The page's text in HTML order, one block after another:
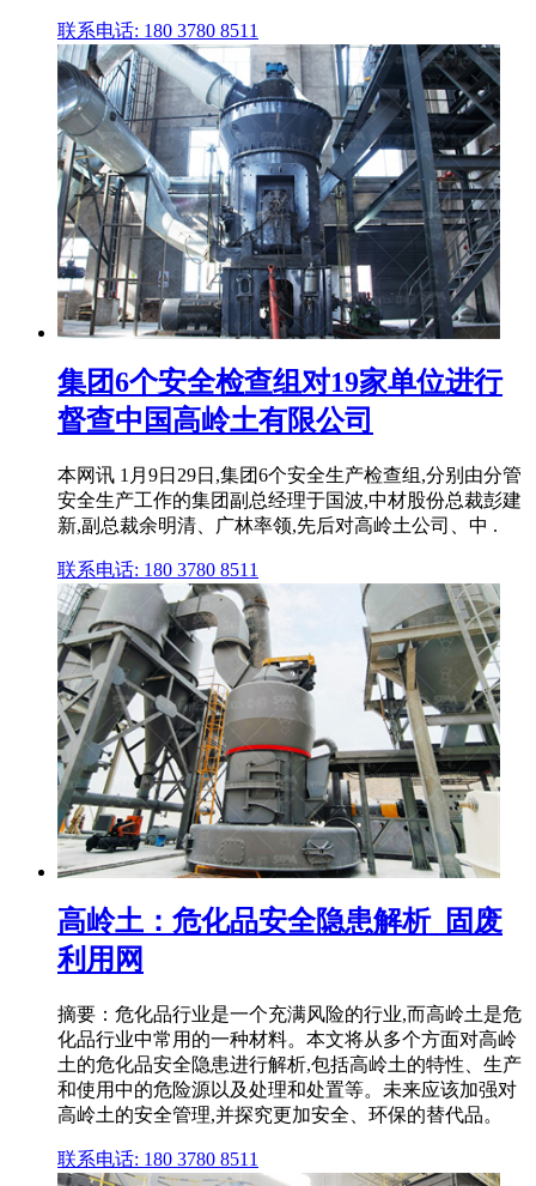
联系电话: 180 3780 8511
集团6个安全检查组对19家单位进行
督查中国高岭土有限公司
本网讯 1月9日29日,集团6个安全生产检查组,分别由分管
安全生产工作的集团副总经理于国波,中材股份总裁彭建
新,副总裁余明清、广林率领,先后对高岭土公司、中 .
联系电话: 180 3780 8511
高岭土：危化品安全隐患解析_固废
利用网
摘要：危化品行业是一个充满风险的行业,而高岭土是危
化品行业中常用的一种材料。本文将从多个方面对高岭
土的危化品安全隐患进行解析,包括高岭土的特性、生产
和使用中的危险源以及处理和处置等。未来应该加强对
高岭土的安全管理,并探究更加安全、环保的替代品。
联系电话: 180 3780 8511